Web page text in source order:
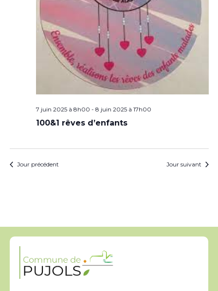
7 juin 2025 à 8h00 - 8 juin 2025 à 17h00
100&1 rêves d’enfants
Jour précédent Jour suivant